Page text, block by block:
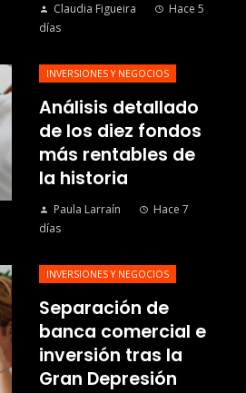
Claudia Figueira
Hace 5
días
INVERSIONES Y NEGOCIOS
Análisis detallado
de los diez fondos
más rentables de
la historia
Paula Larraín
Hace 7
días
INVERSIONES Y NEGOCIOS
Separación de
banca comercial e
inversión tras la
Gran Depresión